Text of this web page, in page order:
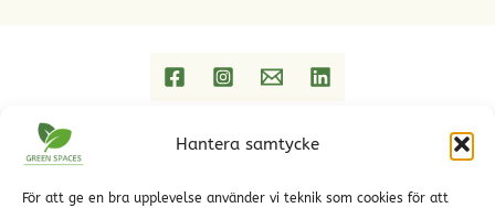
Hantera samtycke
För att ge en bra upplevelse använder vi teknik som cookies för att
Hem
Referenser